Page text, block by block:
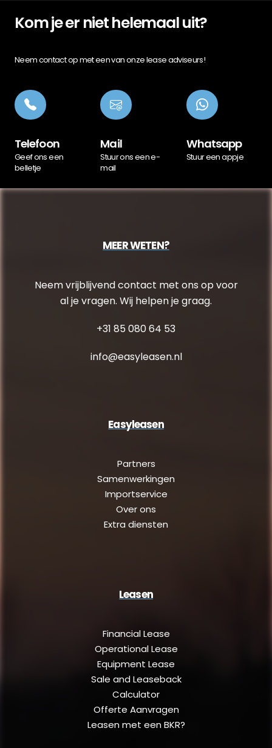
Kom je er niet helemaal uit?
Neem contact op met een van onze lease adviseurs!
Telefoon
Geef ons een
belletje
Mail
Stuur ons een e-
mail
Whatsapp
Stuur een appje
MEER WETEN?
Neem vrijblijvend contact met ons op voor
al je vragen. Wij helpen je graag.
+31 85 080 64 53
info@easyleasen.nl
Easyleasen
Partners
Samenwerkingen
Importservice
Over ons
Extra diensten
Leasen
Financial Lease
Operational Lease
Equipment Lease
Sale and Leaseback
Calculator
Offerte Aanvragen
Leasen met een BKR?